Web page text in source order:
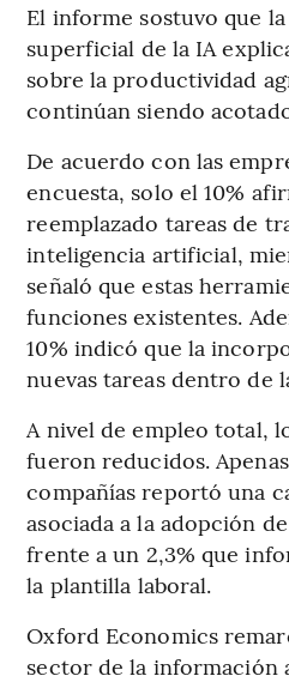
El informe sostuvo que
superficial de la IA
sobre la productividad
continúan siendo
De acuerdo con las
encuesta, solo el 10%
reemplazado tareas de
inteligencia artificial,
señaló que estas
funciones existentes.
10% indicó que la
nuevas tareas dentro de
A nivel de empleo total,
fueron reducidos.
compañías reportó una
asociada a la adopción
frente a un 2,3% que
la plantilla laboral.
Oxford Economics
sector de la información